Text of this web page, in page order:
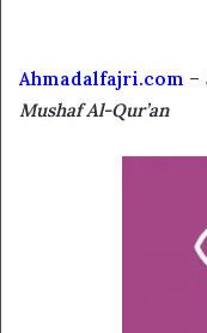
Ahmadalfajri.com –
Mushaf Al-Qur’an